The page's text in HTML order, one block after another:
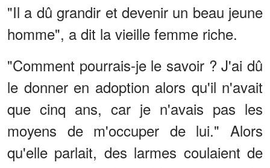
"Il a dû grandir et devenir un beau jeune
homme", a dit la vieille femme riche.
"Comment pourrais-je le savoir ? J'ai dû
le donner en adoption alors qu'il n'avait
que cinq ans, car je n'avais pas les
moyens de m'occuper de lui." Alors
qu'elle parlait, des larmes coulaient de